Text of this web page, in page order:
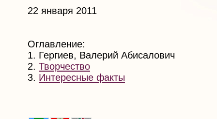
22 января 2011
Оглавление:
1. Гергиев, Валерий Абисалович
2. Творчество
3. Интересные факты